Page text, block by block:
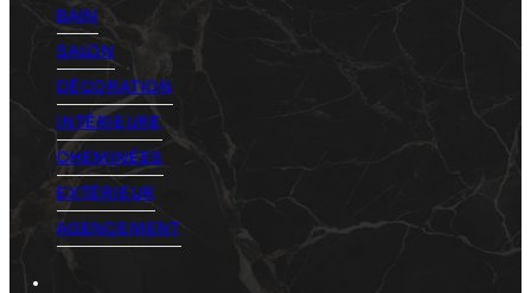
BAIN
SALON
DÉCORATION
INTÉRIEURE
CHEMINÉES
EXTÉRIEUR
AGENCEMENT